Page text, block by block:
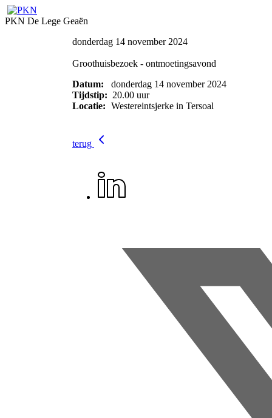
PKN De Lege Geaën
donderdag 14 november 2024
Groothuisbezoek - ontmoetingsavond
Datum:
donderdag 14 november 2024
Tijdstip: 20.00 uur
Locatie: Westereintsjerke in Tersoal
terug